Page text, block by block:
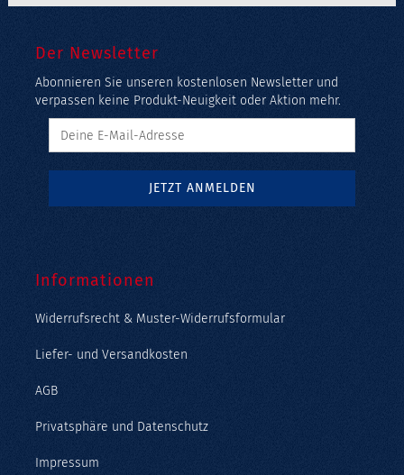
Der Newsletter
Abonnieren Sie unseren kostenlosen Newsletter und
verpassen keine Produkt-Neuigkeit oder Aktion mehr.
Informationen
Widerrufsrecht & Muster-Widerrufsformular
Liefer- und Versandkosten
AGB
Privatsphäre und Datenschutz
Impressum